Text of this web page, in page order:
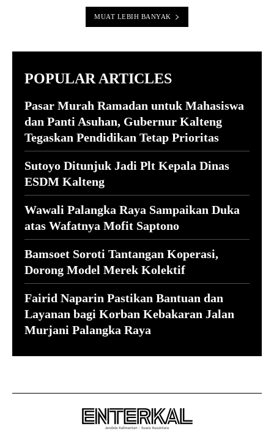
MUAT LEBIH BANYAK
POPULAR ARTICLES
Pasar Murah Ramadan untuk Mahasiswa
dan Panti Asuhan, Gubernur Kalteng
Tegaskan Pendidikan Tetap Prioritas
Sutoyo Ditunjuk Jadi Plt Kepala Dinas
ESDM Kalteng
Wawali Palangka Raya Sampaikan Duka
atas Wafatnya Mofit Saptono
Bamsoet Soroti Tantangan Koperasi,
Dorong Model Merek Kolektif
Fairid Naparin Pastikan Bantuan dan
Layanan bagi Korban Kebakaran Jalan
Murjani Palangka Raya